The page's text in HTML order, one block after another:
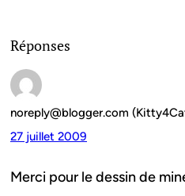
Réponses
noreply@blogger.com
27 juillet 2009
Merci pour le dessin de